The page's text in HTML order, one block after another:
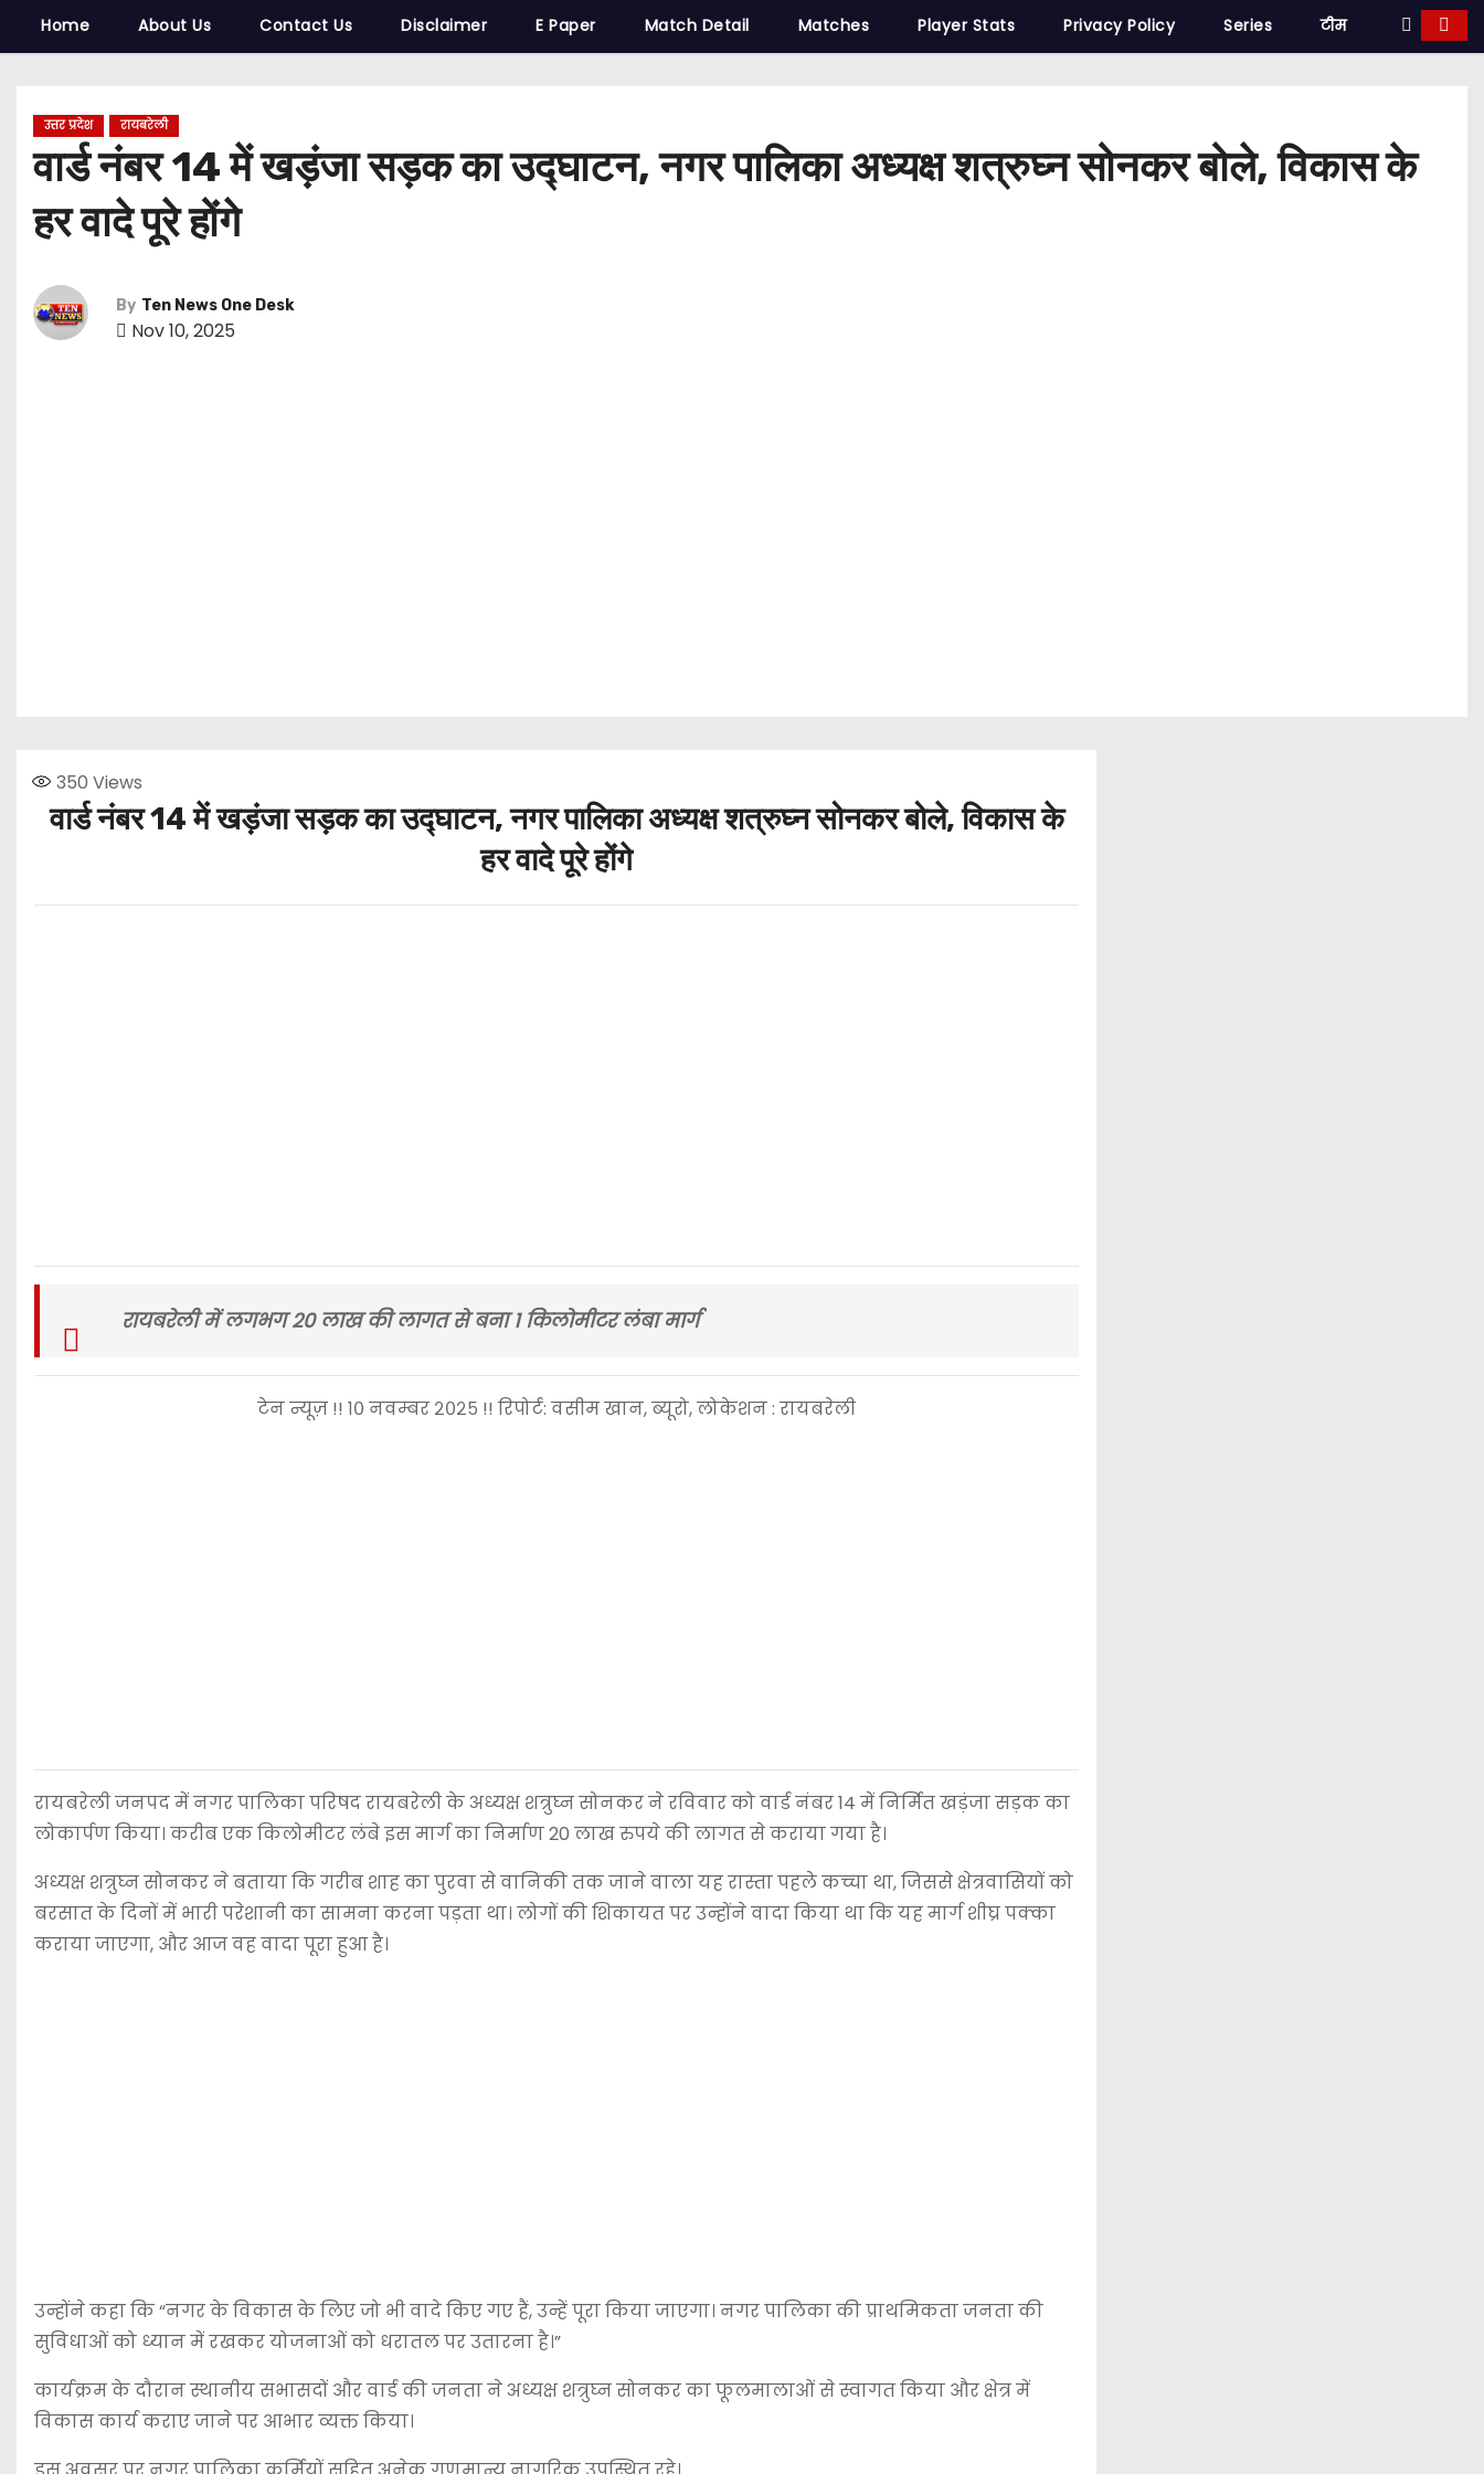
Home About Us Contact Us Disclaimer E Paper Match Detail Matches Player Stats Privacy Policy Series टीम
उत्तर प्रदेश रायबरेली
वार्ड नंबर 14 में खड़ंजा सड़क का उद्घाटन, नगर पालिका अध्यक्ष शत्रुघ्न सोनकर बोले, विकास के
हर वादे पूरे होंगे
By Ten News One Desk
Nov 10, 2025
350 Views
वार्ड नंबर 14 में खड़ंजा सड़क का उद्घाटन, नगर पालिका अध्यक्ष शत्रुघ्न सोनकर बोले, विकास के
हर वादे पूरे होंगे
रायबरेली में लगभग 20 लाख की लागत से बना 1 किलोमीटर लंबा मार्ग
टेन न्यूज़ !! १० नवम्बर २०२५ !! रिपोर्ट: वसीम खान, ब्यूरो, लोकेशन : रायबरेली
रायबरेली जनपद में नगर पालिका परिषद रायबरेली के अध्यक्ष शत्रुघ्न सोनकर ने रविवार को वार्ड नंबर 14 में निर्मित खड़ंजा सड़क का
लोकार्पण किया। करीब एक किलोमीटर लंबे इस मार्ग का निर्माण 20 लाख रुपये की लागत से कराया गया है।
अध्यक्ष शत्रुघ्न सोनकर ने बताया कि गरीब शाह का पुरवा से वानिकी तक जाने वाला यह रास्ता पहले कच्चा था, जिससे क्षेत्रवासियों को
बरसात के दिनों में भारी परेशानी का सामना करना पड़ता था। लोगों की शिकायत पर उन्होंने वादा किया था कि यह मार्ग शीघ्र पक्का
कराया जाएगा, और आज वह वादा पूरा हुआ है।
उन्होंने कहा कि “नगर के विकास के लिए जो भी वादे किए गए हैं, उन्हें पूरा किया जाएगा। नगर पालिका की प्राथमिकता जनता की
सुविधाओं को ध्यान में रखकर योजनाओं को धरातल पर उतारना है।”
कार्यक्रम के दौरान स्थानीय सभासदों और वार्ड की जनता ने अध्यक्ष शत्रुघ्न सोनकर का फूलमालाओं से स्वागत किया और क्षेत्र में
विकास कार्य कराए जाने पर आभार व्यक्त किया।